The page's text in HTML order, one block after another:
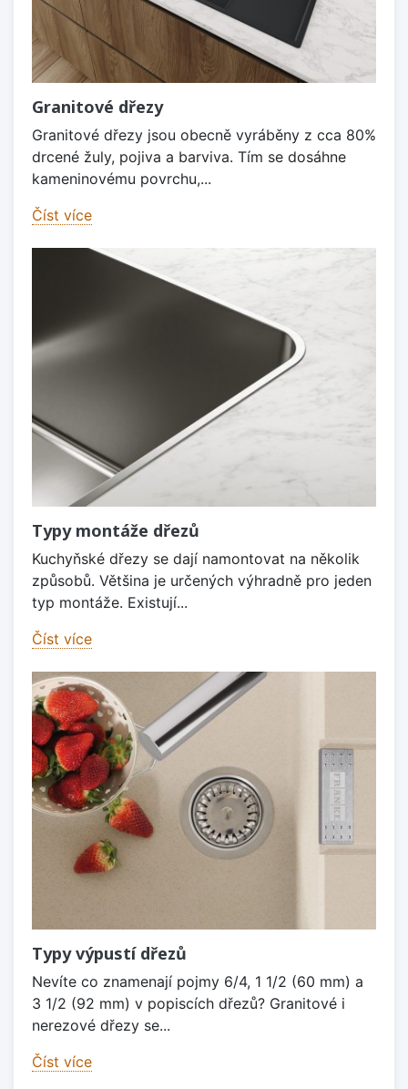
Granitové dřezy
Granitové dřezy jsou obecně vyráběny z cca 80%
drcené žuly, pojiva a barviva. Tím se dosáhne
kameninovému povrchu,...
Číst více
Typy montáže dřezů
Kuchyňské dřezy se dají namontovat na několik
způsobů. Většina je určených výhradně pro jeden
typ montáže. Existují...
Číst více
Typy výpustí dřezů
Nevíte co znamenají pojmy 6/4, 1 1/2 (60 mm) a
3 1/2 (92 mm) v popiscích dřezů? Granitové i
nerezové dřezy se...
Číst více